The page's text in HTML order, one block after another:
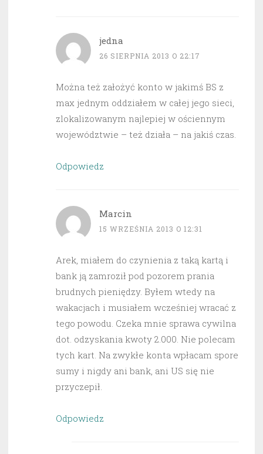
jedna
26 SIERPNIA 2013 O 22:17
Można też założyć konto w jakimś BS z
max jednym oddziałem w całej jego sieci,
zlokalizowanym najlepiej w ościennym
województwie – też działa – na jakiś czas.
Odpowiedz
Marcin
15 WRZEŚNIA 2013 O 12:31
Arek, miałem do czynienia z taką kartą i
bank ją zamroził pod pozorem prania
brudnych pieniędzy. Byłem wtedy na
wakacjach i musiałem wcześniej wracać z
tego powodu. Czeka mnie sprawa cywilna
dot. odzyskania kwoty 2.000. Nie polecam
tych kart. Na zwykłe konta wpłacam spore
sumy i nigdy ani bank, ani US się nie
przyczepił.
Odpowiedz